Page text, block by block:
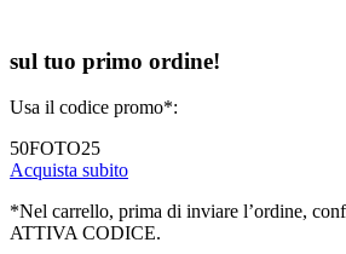
sul tuo primo ordine!
Usa il codice promo*:
50FOTO25
Acquista subito
*Nel carrello, prima di inviare l’ordine,
ATTIVA CODICE.